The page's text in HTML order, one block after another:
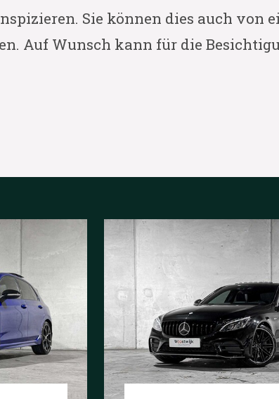
Sie können dies auch von
Auf Wunsch kann für die